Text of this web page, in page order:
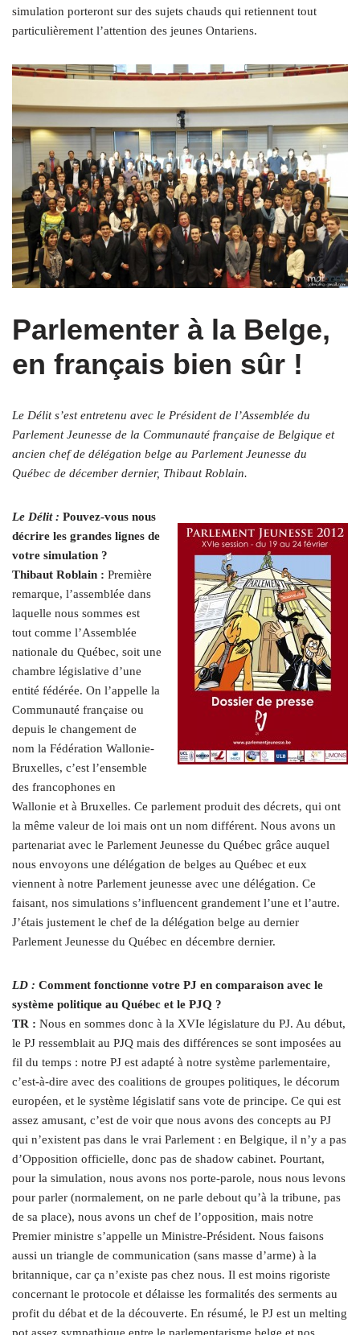
simulation porteront sur des sujets chauds qui retiennent tout
particulièrement l’attention des jeunes Ontariens.
Parlementer à la Belge,
en français bien sûr !
Le Délit s’est entretenu avec le Président de l’Assemblée du
Parlement Jeunesse de la Communauté française de Belgique et
ancien chef de délégation belge au Parlement Jeunesse du
Québec de décember dernier, Thibaut Roblain.
Le Délit : Pouvez-vous nous
décrire les grandes lignes de
votre simulation ?
Thibaut Roblain : Première
remarque, l’assemblée dans
laquelle nous sommes est
tout comme l’Assemblée
nationale du Québec, soit une
chambre législative d’une
entité fédérée. On l’appelle la
Communauté française ou
depuis le changement de
nom la Fédération Wallonie-
Bruxelles, c’est l’ensemble
des francophones en
Wallonie et à Bruxelles. Ce parlement produit des décrets, qui ont
la même valeur de loi mais ont un nom différent. Nous avons un
partenariat avec le Parlement Jeunesse du Québec grâce auquel
nous envoyons une délégation de belges au Québec et eux
viennent à notre Parlement jeunesse avec une délégation. Ce
faisant, nos simulations s’influencent grandement l’une et l’autre.
J’étais justement le chef de la délégation belge au dernier
Parlement Jeunesse du Québec en décembre dernier.
LD : Comment fonctionne votre PJ en comparaison avec le
système politique au Québec et le PJQ ?
TR : Nous en sommes donc à la XVIe législature du PJ. Au début,
le PJ ressemblait au PJQ mais des différences se sont imposées au
fil du temps : notre PJ est adapté à notre système parlementaire,
c’est-à-dire avec des coalitions de groupes politiques, le décorum
européen, et le système législatif sans vote de principe. Ce qui est
assez amusant, c’est de voir que nous avons des concepts au PJ
qui n’existent pas dans le vrai Parlement : en Belgique, il n’y a pas
d’Opposition officielle, donc pas de shadow cabinet. Pourtant,
pour la simulation, nous avons nos porte-parole, nous nous levons
pour parler (normalement, on ne parle debout qu’à la tribune, pas
de sa place), nous avons un chef de l’opposition, mais notre
Premier ministre s’appelle un Ministre-Président. Nous faisons
aussi un triangle de communication (sans masse d’arme) à la
britannique, car ça n’existe pas chez nous. Il est moins rigoriste
concernant le protocole et délaisse les formalités des serments au
profit du débat et de la découverte. En résumé, le PJ est un melting